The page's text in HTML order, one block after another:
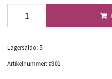
Lagersaldo: 5
Artikelnummer: #301